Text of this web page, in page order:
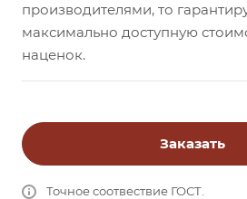
производителями, то
максимально доступную
наценок.
Заказать
Точное соотвествие ГОСТ.